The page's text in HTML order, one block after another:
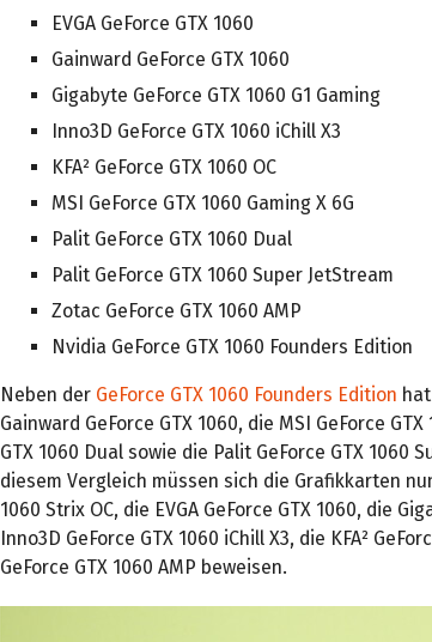
EVGA GeForce GTX 1060
Gainward GeForce GTX 1060
Gigabyte GeForce GTX 1060 G1 Gaming
Inno3D GeForce GTX 1060 iChill X3
KFA² GeForce GTX 1060 OC
MSI GeForce GTX 1060 Gaming X 6G
Palit GeForce GTX 1060 Dual
Palit GeForce GTX 1060 Super JetStream
Zotac GeForce GTX 1060 AMP
Nvidia GeForce GTX 1060 Founders Edition
Neben der GeForce GTX 1060 Founders Edition
Gainward GeForce GTX 1060, die MSI GeForce
GTX 1060 Dual sowie die Palit GeForce GTX 1060
diesem Vergleich müssen sich die Grafikkarten
1060 Strix OC, die EVGA GeForce GTX 1060, die
Inno3D GeForce GTX 1060 iChill X3, die KFA²
GeForce GTX 1060 AMP beweisen.